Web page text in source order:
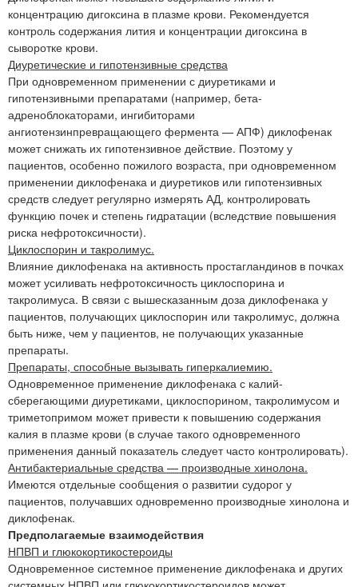
концентрацию дигоксина в плазме крови. Рекомендуется
контроль содержания лития и концентрации дигоксина в
сыворотке крови.
Диуретические и гипотензивные средства
При одновременном применении с диуретиками и
гипотензивными препаратами (например, бета-
адреноблокаторами, ингибиторами
ангиотензинпревращающего фермента — АПФ) диклофенак
может снижать их гипотензивное действие. Поэтому у
пациентов, особенно пожилого возраста, при одновременном
применении диклофенака и диуретиков или гипотензивных
средств следует регулярно измерять АД, контролировать
функцию почек и степень гидратации (вследствие повышения
риска нефротоксичности).
Циклоспорин и такролимус.
Влияние диклофенака на активность простагландинов в почках
может усиливать нефротоксичность циклоспорина и
такролимуса. В связи с вышесказанным доза диклофенака у
пациентов, получающих циклоспорин или такролимус, должна
быть ниже, чем у пациентов, не получающих указанные
препараты.
Препараты, способные вызывать гиперкалиемию.
Одновременное применение диклофенака с калий-
сберегающими диуретиками, циклоспорином, такролимусом и
триметопримом может привести к повышению содержания
калия в плазме крови (в случае такого одновременного
применения данный показатель следует часто контролировать).
Антибактериальные средства — производные хинолона.
Имеются отдельные сообщения о развитии судорог у
пациентов, получавших одновременно производные хинолона и
диклофенак.
Предполагаемые взаимодействия
НПВП и глюкокортикостероиды
Одновременное системное применение диклофенака и других